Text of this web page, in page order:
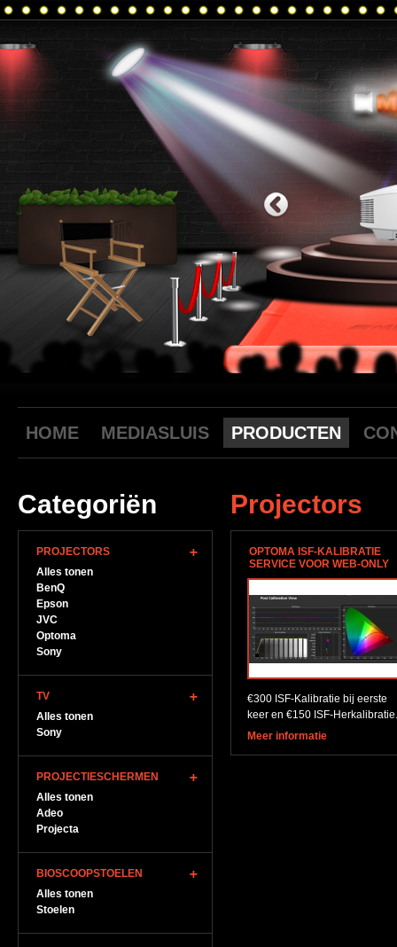
HOME MEDIASLUIS PRODUCTEN
Categoriën
PROJECTORS
Alles tonen
BenQ
Epson
JVC
Optoma
Sony
TV
Alles tonen
Sony
PROJECTIESCHERMEN
Alles tonen
Adeo
Projecta
BIOSCOOPSTOELEN
Alles tonen
Stoelen
Projectors
OPTOMA ISF-KALIBRATIE
SERVICE VOOR WEB-ONLY
€300 ISF-Kalibratie bij eerste
keer en €150 ISF-Herkalibratie.
Meer informatie